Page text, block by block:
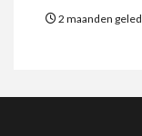
2 maanden